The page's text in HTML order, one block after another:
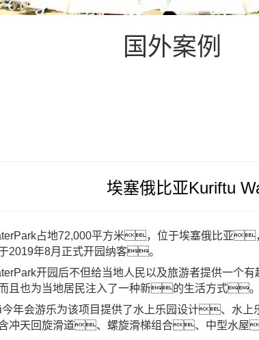
国外案例
埃塞俄比亚Kuriftu
占地72,000平方米，位于埃塞俄比亚
2019年8月正式开园纳客。
开园后不但给当地人民以及旅游者提供一
且也为当地居民注入了一种新的生活方式
年会游乐为该项目提供了水上乐园设计、 水上
含冲天回旋滑道、螺旋滑梯组合、中型水屋